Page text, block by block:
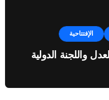
الإفتتاحية
واللجنة الدولية